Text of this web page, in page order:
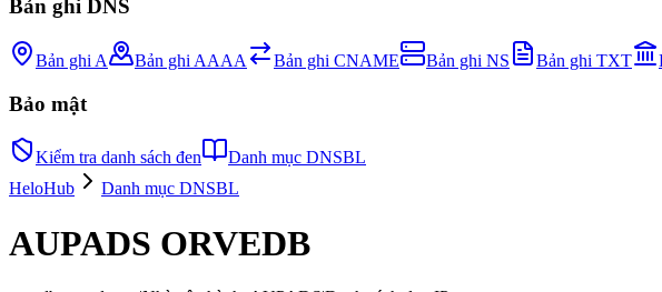
Bản ghi DNS
Bản ghi A Bản ghi AAAA Bản ghi CNAME Bản ghi NS Bản ghi TXT
Bảo mật
Kiểm tra danh sách đen
Danh mục DNSBL
HeloHub
Danh mục DNSBL
AUPADS ORVEDB